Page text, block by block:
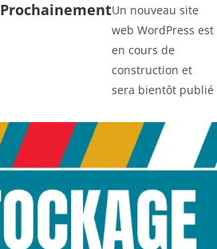
ProchainementUn nouveau site
web WordPress est
en cours de
construction et
sera bientôt publié